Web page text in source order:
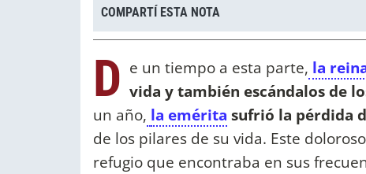
COMPARTÍ ESTA NOTA
D e un tiempo a esta parte, la
vida y también escándalos de
un año, la emérita sufrió la pérdida
de los pilares de su vida. Este
refugio que encontraba en sus